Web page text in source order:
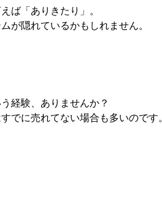
ば「ありきたり」。
が隠れているかもしれません。
経験、ありませんか？
でに売れてない場合も多いのです